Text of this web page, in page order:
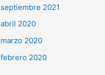
septiembre 2021
abril 2020
marzo 2020
febrero 2020